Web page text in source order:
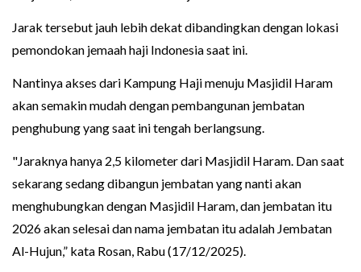
Jarak tersebut jauh lebih dekat dibandingkan dengan lokasi
pemondokan jemaah haji Indonesia saat ini.
Nantinya akses dari Kampung Haji menuju Masjidil Haram
akan semakin mudah dengan pembangunan jembatan
penghubung yang saat ini tengah berlangsung.
"Jaraknya hanya 2,5 kilometer dari Masjidil Haram. Dan saat
sekarang sedang dibangun jembatan yang nanti akan
menghubungkan dengan Masjidil Haram, dan jembatan itu
2026 akan selesai dan nama jembatan itu adalah Jembatan
Al-Hujun,” kata Rosan, Rabu (17/12/2025).